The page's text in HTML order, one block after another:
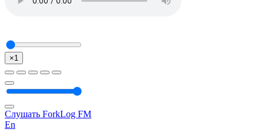
×1
Слушать ForkLog FM
En